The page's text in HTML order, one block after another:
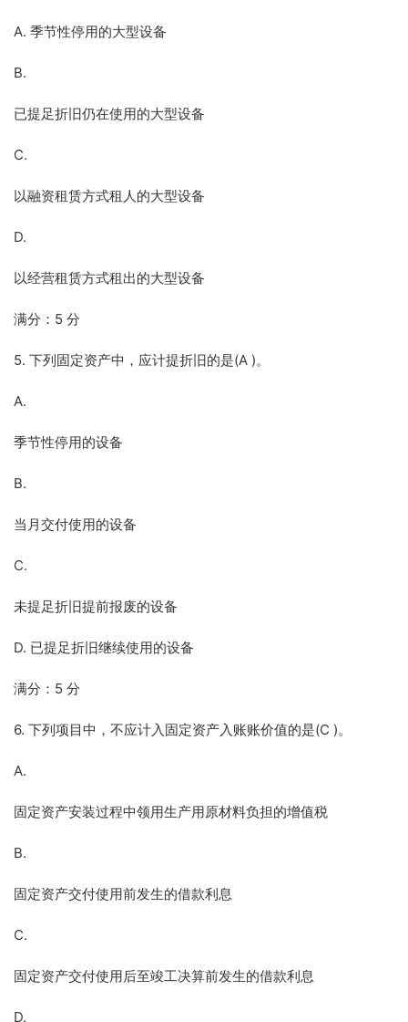
A. 季节性停用的大型设备
B.
已提足折旧仍在使用的大型设备
C.
以融资租赁方式租人的大型设备
D.
以经营租赁方式租出的大型设备
满分：5 分
5. 下列固定资产中，应计提折旧的是(A )。
A.
季节性停用的设备
B.
当月交付使用的设备
C.
未提足折旧提前报废的设备
D. 已提足折旧继续使用的设备
满分：5 分
6. 下列项目中，不应计入固定资产入账账价值的是(C )。
A.
固定资产安装过程中领用生产用原材料负担的增值税
B.
固定资产交付使用前发生的借款利息
C.
固定资产交付使用后至竣工决算前发生的借款利息
D.